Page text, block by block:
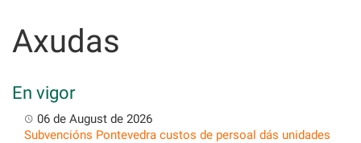
content
Axudas
En vigor
06 de August de 2026
Subvencións Pontevedra custos de persoal dás unidades